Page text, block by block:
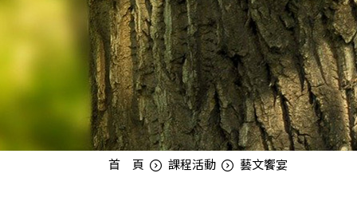
首 頁 課程活動 藝文饗宴